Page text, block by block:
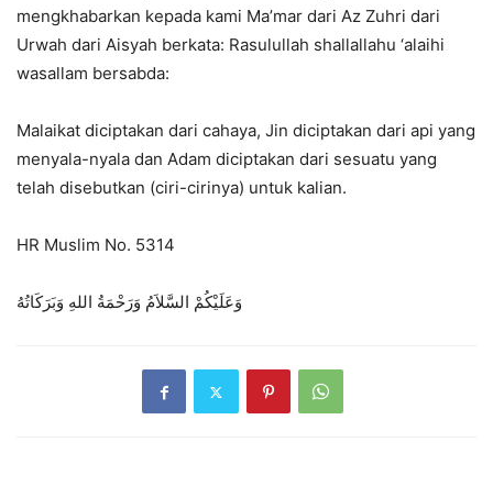
mengkhabarkan kepada kami Ma’mar dari Az Zuhri dari
Urwah dari Aisyah berkata: Rasulullah shallallahu ‘alaihi
wasallam bersabda:
Malaikat diciptakan dari cahaya, Jin diciptakan dari api yang
menyala-nyala dan Adam diciptakan dari sesuatu yang
telah disebutkan (ciri-cirinya) untuk kalian.
HR Muslim No. 5314
وَعَلَيْكُمْ السَّلاَمُ وَرَحْمَةُ اللهِ وَبَرَكَاتُهُ